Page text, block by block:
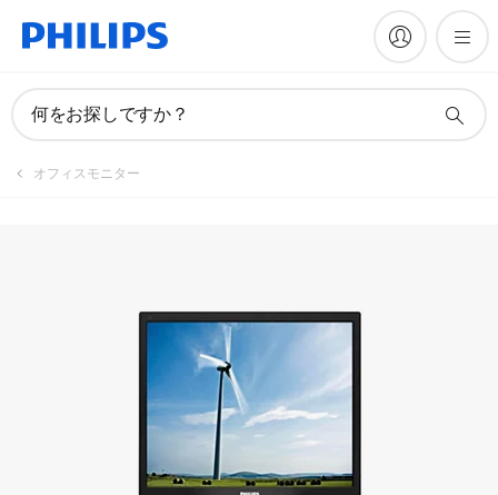
何をお探しですか？
オフィスモニター
マニュアルとドキュメント